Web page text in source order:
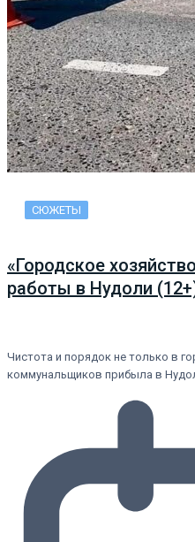
СЮЖЕТЫ
«Городское
работы в Нудоли
Чистота и порядок не только в
коммунальщиков прибыла в